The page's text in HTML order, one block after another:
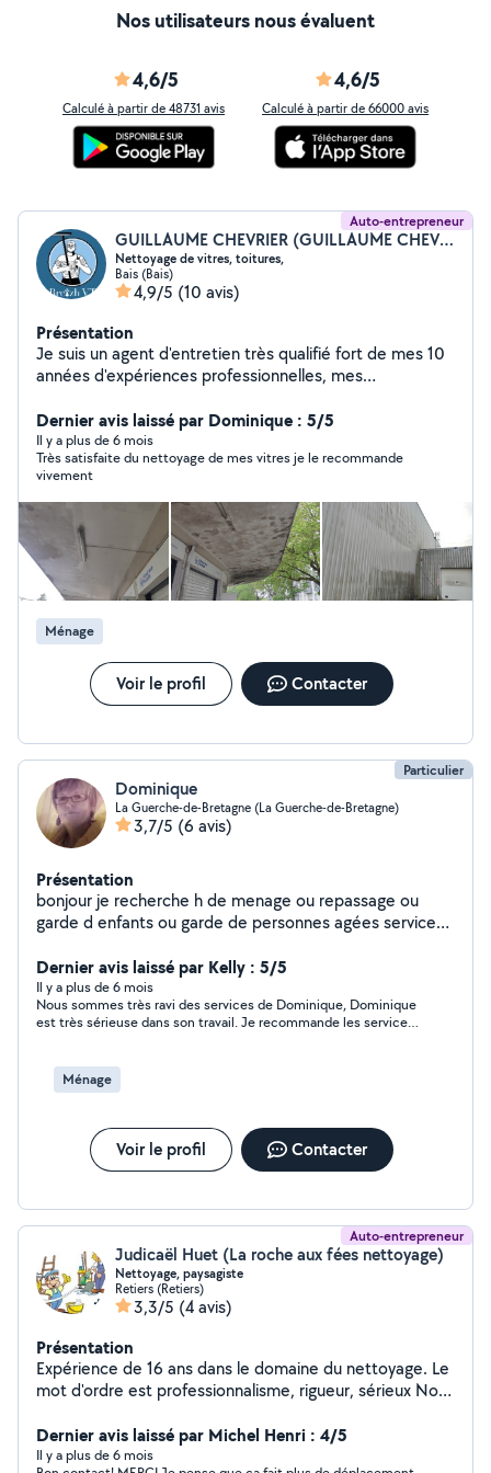
Nos utilisateurs nous évaluent
4,6/5
Calculé à partir de 48731 avis
4,6/5
Calculé à partir de 66000 avis
Auto-entrepreneur
GUILLAUME CHEVRIER (GUILLAUME CHEVRIER)
Nettoyage de vitres, toitures,
Bais (Bais)
4,9/5 (10 avis)
Présentation
Je suis un agent d'entretien très qualifié fort de mes 10
années d'expériences professionnelles, mes
démoussage de toitures et façades par drone. Je
propose également des remises en état après travaux
pour professionnels ou particuliers. Je suis en mesure
d'effectuer des déblais, des décapages de sols, des
nettoyages de tapis, moquette, canapés. Mes prix sont
très raisonnables, je saurais être à l'écoute, donc je vous
laisse tenter le coup. Mes services sont disponibles sur
la région rennaise et sa périphérie.
Dernier avis laissé par Dominique : 5/5
Il y a plus de 6 mois
Très satisfaite du nettoyage de mes vitres je le recommande
vivement
Ménage
Voir le profil Contacter
Particulier
Dominique
La Guerche-de-Bretagne (La Guerche-de-Bretagne)
3,7/5 (6 avis)
Présentation
bonjour je recherche h de menage ou repassage ou
garde d enfants ou garde de personnes agées service
Dernier avis laissé par Kelly : 5/5
Il y a plus de 6 mois
Nous sommes très ravi des services de Dominique, Dominique
est très sérieuse dans son travail. Je recommande les services
Ménage
Voir le profil Contacter
Auto-entrepreneur
Judicaël Huet (La roche aux fées nettoyage)
Nettoyage, paysagiste
Retiers (Retiers)
3,3/5 (4 avis)
Présentation
Expérience de 16 ans dans le domaine du nettoyage. Le
mot d'ordre est professionnalisme, rigueur, sérieux Nous
effectués avec une prestation de qualité. Nous avons
une réactivité pour les demandes urgentes.
Dernier avis laissé par Michel Henri : 4/5
Il y a plus de 6 mois